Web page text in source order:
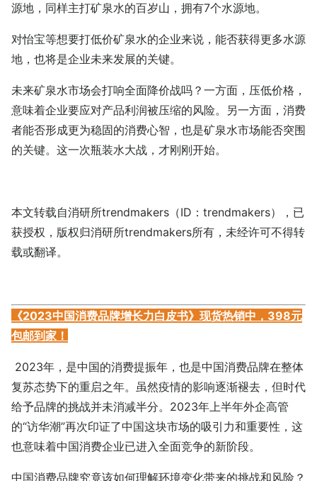
源地，同样主打矿泉水的百岁山，拥有7个水源地。
对怡宝等想要打低价矿泉水的企业来说，能否获得更多水源
地，也将是企业未来发展的关键。
未来矿泉水市场会打响全面降价战吗？一方面，压低价格，
意味着企业要应对产品利润被压缩的风险。另一方面，消费
者能否形成更为稳固的消费心智，也是矿泉水市场能否突围
的关键。这一次瓶装水大战，才刚刚开始。
本文转载自消研所trendmakers（ID：trendmakers），已
获授权，版权归消研所trendmakers所有，未经许可不得转
载或翻译。
《2023中国消费品牌增长力白皮书》现货热销中，398元
包邮到家！
2023年，是中国的消费提振年，也是中国消费品牌在整体
复苏态势下的重启之年。虽然疫情的影响逐渐褪去，但时代
给予品牌的挑战并未消减半分。2023年上半年外企高管
的“访华潮”再次印证了中国这块市场的吸引力和重要性，这
也意味着中国消费企业已进入全面竞争的新阶段。
中国消费品牌究竟该如何理解环境变化带来的挑战和风险？